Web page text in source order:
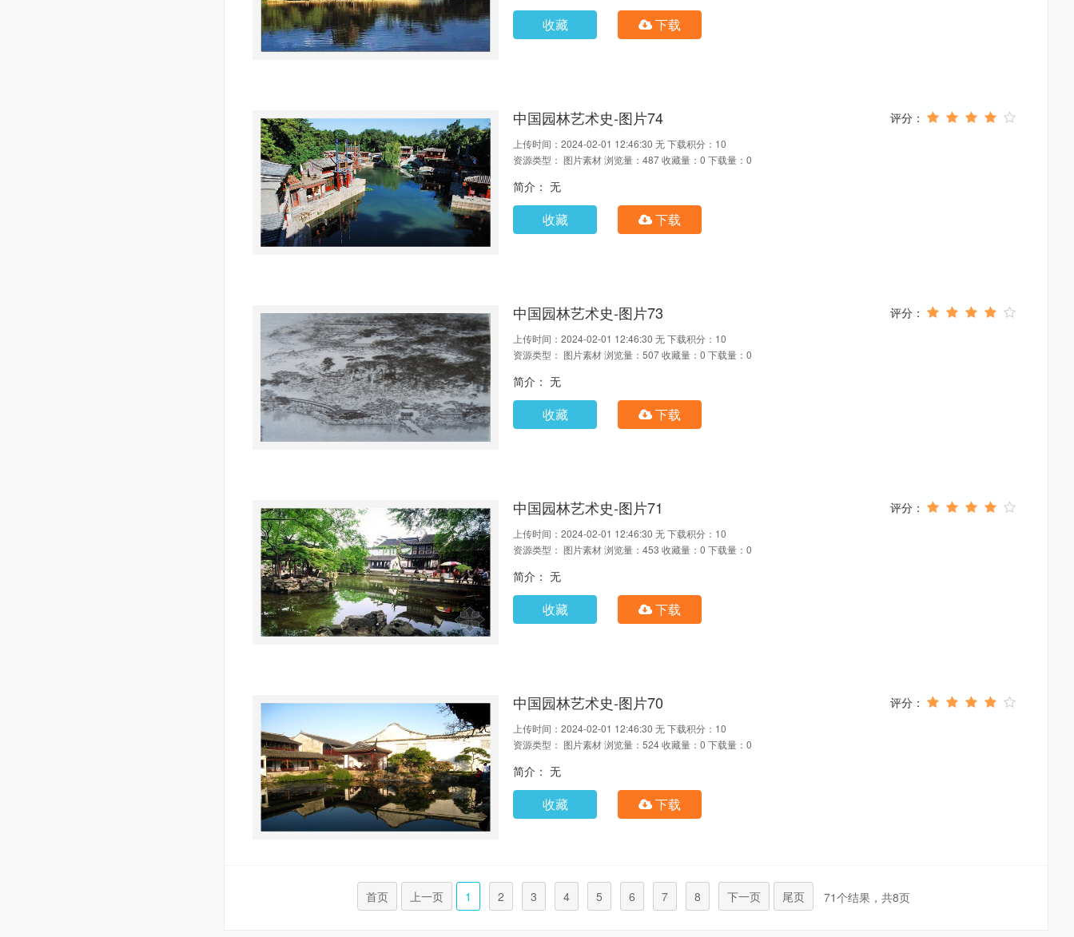
收藏 下载
中国园林艺术史-图片74
上传时间：2024-02-01 12:46:30 无下载积分：10
资源类型： 图片素材浏览量：487收藏量：0 下载量：0
简介： 无
收藏 下载
中国园林艺术史-图片73
上传时间：2024-02-01 12:46:30 无下载积分：10
资源类型： 图片素材浏览量：507收藏量：0 下载量：0
简介： 无
收藏 下载
中国园林艺术史-图片71
上传时间：2024-02-01 12:46:30 无下载积分：10
资源类型： 图片素材浏览量：453 收藏量：0 下载量：0
简介： 无
收藏 下载
中国园林艺术史-图片70
上传时间：2024-02-01 12:46:30 无下载积分：10
资源类型： 图片素材浏览量：524收藏量：0 下载量：0
简介： 无
收藏 下载
首页 上一页 1 2 3 4 5 6 7 8 下一页 尾页 71个结果，共8页